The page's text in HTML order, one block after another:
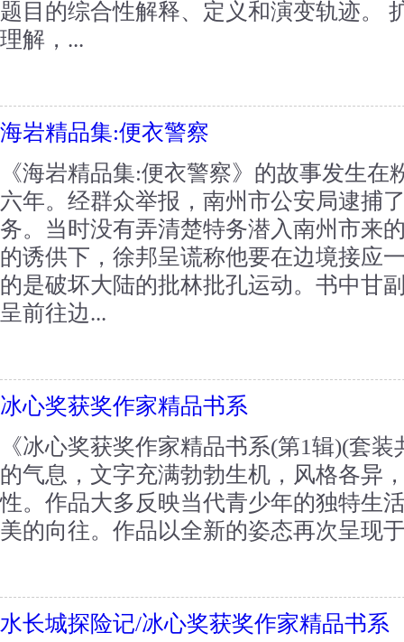
题目的综合性解释、定义和演变轨迹。
理解，...
海岩精品集:便衣警察
《海岩精品集:便衣警察》的故事发生在
六年。经群众举报，南州市公安局逮捕
务。当时没有弄清楚特务潜入南州市来
的诱供下，徐邦呈谎称他要在边境接应
的是破坏大陆的批林批孔运动。书中甘
呈前往边...
冰心奖获奖作家精品书系
《冰心奖获奖作家精品书系(第1辑)(套
的气息，文字充满勃勃生机，风格各异
性。作品大多反映当代青少年的独特生
美的向往。作品以全新的姿态再次呈现
水长城探险记/冰心奖获奖作家精品书系